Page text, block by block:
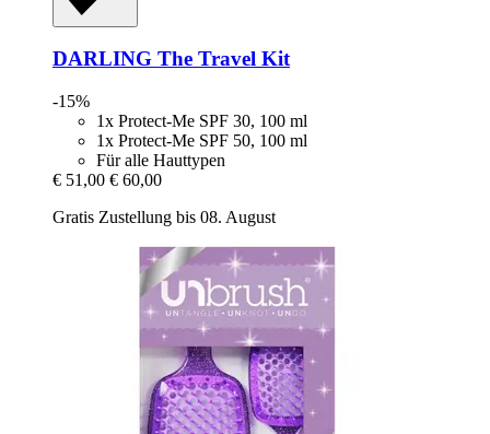
DARLING The Travel Kit
-15%
1x Protect-Me SPF 30, 100 ml
1x Protect-Me SPF 50, 100 ml
Für alle Hauttypen
€ 51,00 € 60,00
Gratis Zustellung bis 08. August